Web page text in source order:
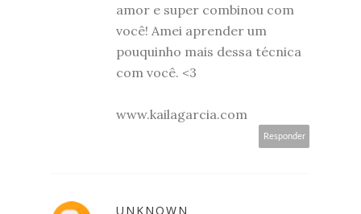
amor e super combinou com
você! Amei aprender um
pouquinho mais dessa técnica
com você. <3
www.kailagarcia.com
Responder
UNKNOWN